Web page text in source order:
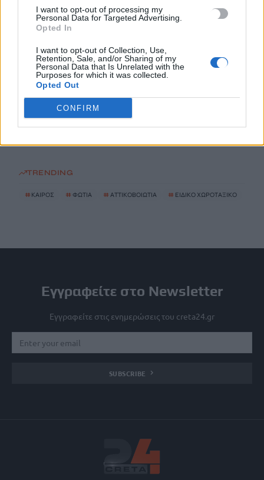
I want to opt-out of processing my
Personal Data for Targeted Advertising.
Opted In
I want to opt-out of Collection, Use,
Retention, Sale, and/or Sharing of my
Personal Data that Is Unrelated with the
Purposes for which it was collected.
Opted Out
CONFIRM
τη φωτιά
8 Αυγούστου, 2026
Ειδικό Χωροταξικό για τον Τουρισμό: Οι νέοι κανόνες για
επενδύσεις, νησιά και προορισμούς υπό πίεση
8 Αυγούστου, 2026
Σούπερ Μάρκετ: Και νέοι κωδικοί στις μειώσεις στα ράφια
8 Αυγούστου, 2026
TRENDING
# ΚΑΙΡΟΣ # ΦΩΤΙΑ # ΑΤΤΙΚΟΒΟΙΩΤΙΑ # ΕΙΔΙΚΟ ΧΩΡΟΤΑΞΙΚΟ
Εγγραφείτε στο Newsletter
Εγγραφείτε στις ενημερώσεις του creta24.gr
SUBSCRIBE